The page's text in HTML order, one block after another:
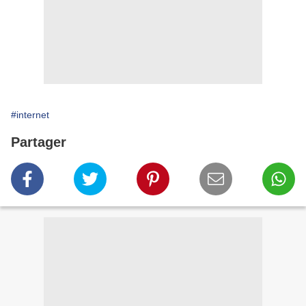
#internet
Partager